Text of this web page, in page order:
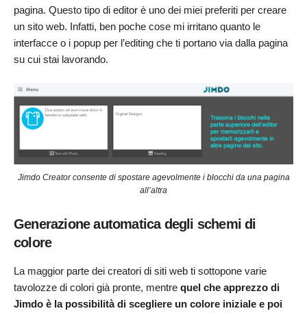
pagina. Questo tipo di editor è uno dei miei preferiti per creare
un sito web. Infatti, ben poche cose mi irritano quanto le
interfacce o i popup per l’editing che ti portano via dalla pagina
su cui stai lavorando.
Jimdo Creator consente di spostare agevolmente i blocchi da una pagina
all’altra
Generazione automatica degli schemi di
colore
La maggior parte dei creatori di siti web ti sottopone varie
tavolozze di colori già pronte, mentre quel che apprezzo di
Jimdo è la possibilità di scegliere un colore iniziale e poi